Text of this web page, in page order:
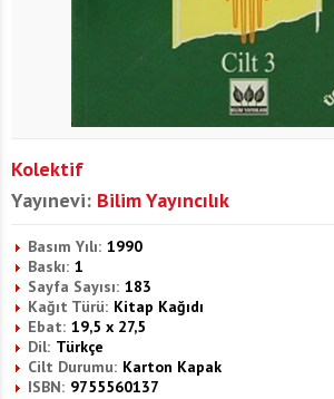
Kolektif
Yayınevi: Bilim Yayıncılık
Basım Yılı: 1990
Baskı: 1
Sayfa Sayısı: 183
Kağıt Türü: Kitap Kağıdı
Ebat: 19,5 x 27,5
Dil: Türkçe
Cilt Durumu: Karton Kapak
ISBN: 9755560137